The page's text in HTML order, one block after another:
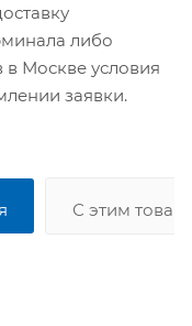
либо
в Москве условия
заявки.
С этим